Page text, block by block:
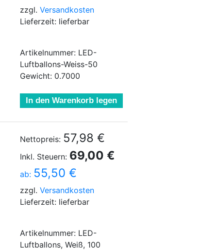
zzgl. Versandkosten
Lieferzeit: lieferbar
Artikelnummer: LED-
Luftballons-Weiss-50
Gewicht: 0.7000
In den Warenkorb legen
Nettopreis: 57,98 €
Inkl. Steuern: 69,00 €
ab: 55,50 €
zzgl. Versandkosten
Lieferzeit: lieferbar
Artikelnummer: LED-
Luftballons, Weiß, 100